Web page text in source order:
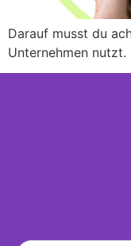
Darauf musst du
Unternehmen nutzt.